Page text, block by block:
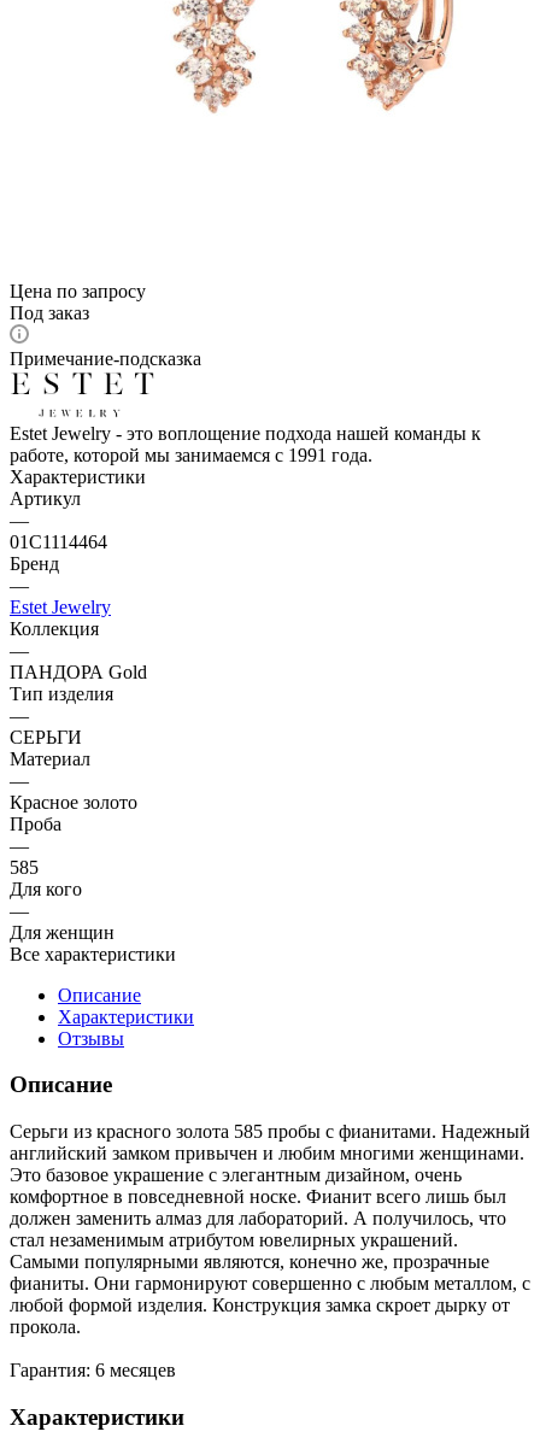
Цена по запросу
Под заказ
Примечание-подсказка
Estet Jewelry - это воплощение подхода нашей команды к
работе, которой мы занимаемся с 1991 года.
Характеристики
Артикул
—
01С1114464
Бренд
—
Estet Jewelry
Коллекция
—
ПАНДОРА Gold
Тип изделия
—
СЕРЬГИ
Материал
—
Красное золото
Проба
—
585
Для кого
—
Для женщин
Все характеристики
Описание
Характеристики
Отзывы
Описание
Серьги из красного золота 585 пробы с фианитами. Надежный
английский замком привычен и любим многими женщинами.
Это базовое украшение с элегантным дизайном, очень
комфортное в повседневной носке. Фианит всего лишь был
должен заменить алмаз для лабораторий. А получилось, что
стал незаменимым атрибутом ювелирных украшений.
Самыми популярными являются, конечно же, прозрачные
фианиты. Они гармонируют совершенно с любым металлом, с
любой формой изделия. Конструкция замка скроет дырку от
прокола.
Гарантия: 6 месяцев
Характеристики